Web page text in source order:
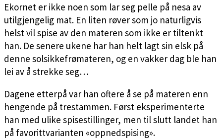
Ekornet er ikke noen som lar seg pelle på nesa av
utilgjengelig mat. En liten røver som jo naturligvis
helst vil spise av den materen som ikke er tiltenkt
han. De senere ukene har han helt lagt sin elsk på
denne solsikkefrømateren, og en vakker dag ble han
lei av å strekke seg…
Dagene etterpå var han oftere å se på materen enn
hengende på trestammen. Først eksperimenterte
han med ulike spisestillinger, men til slutt landet han
på favorittvarianten «oppnedspising».